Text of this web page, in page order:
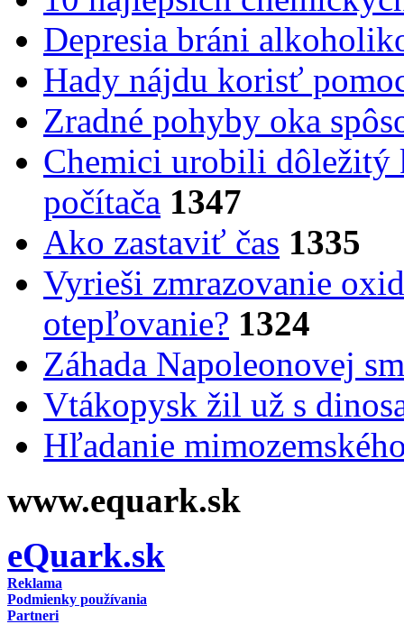
Depresia bráni
Hady nájdu korisť
Zradné pohyby oka
Chemici urobili dôležitý
počítača 1347
Ako zastaviť čas 1335
Vyrieši zmrazovanie
otepľovanie? 1324
Záhada Napoleonovej
Vtákopysk žil už s
Hľadanie
www.equark.sk
eQuark.sk
Reklama
Podmienky používania
Partneri